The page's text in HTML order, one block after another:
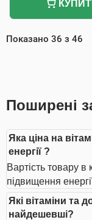
Показано 36 з 46
Поширені
Яка ціна на
енергії ?
Вартість товару в
підвищення
Які вітаміни та
найдешевші?